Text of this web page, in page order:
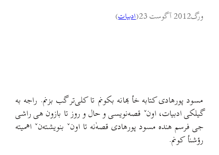
ورگ2012 آگوست 23 (ادبيات)
مسود پورهادی کتابه خأ بهانه بکونم تا کلی‌تر گب بزنم. راجه به
گیلکی ادبیات، اونˇ قصه‌نویسی و حال و روز تا بازون هی راشی‌
جی فرسم هنده مسود پورهادی قصه‌ٰنه تا اونˇ بنویشته‌نˇ اهمیته
رؤشنأ کونم.